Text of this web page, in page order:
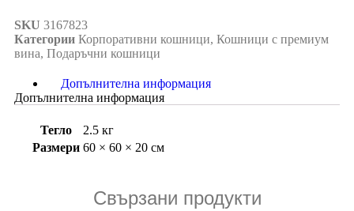
SKU 3167823
Категории Корпоративни кошници, Кошници с премиум
вина, Подаръчни кошници
Допълнителна информация
Допълнителна информация
Тегло
2.5 кг
Размери 60 × 60 × 20 см
Свързани продукти